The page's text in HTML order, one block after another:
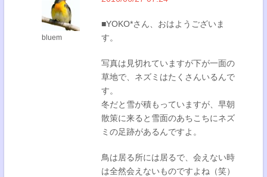
bluem
■YOKO*さん、おはようございま
す。
写真は見切れていますが下が一面の
草地で、ネズミはたくさんいるんで
す。
冬だと雪が積もっていますが、早朝
散策に来ると雪面のあちこちにネズ
ミの足跡があるんですよ。
鳥は居る所には居るで、会えない時
は全然会えないものですよね（笑）